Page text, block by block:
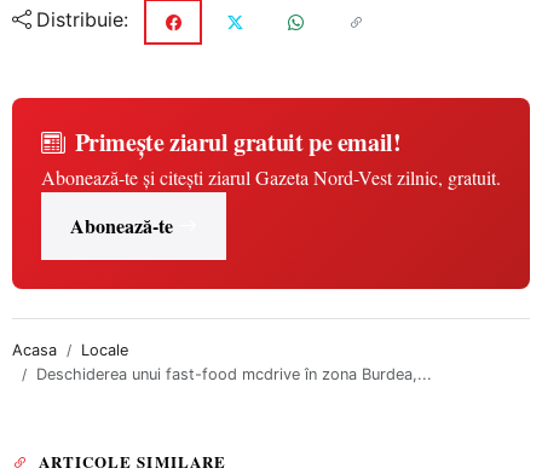
Distribuie:
Primește ziarul gratuit pe email!
Abonează-te și citești ziarul Gazeta Nord-Vest zilnic, gratuit.
Abonează-te
Acasa
Locale
Deschiderea unui fast-food mcdrive în zona Burdea,...
ARTICOLE SIMILARE